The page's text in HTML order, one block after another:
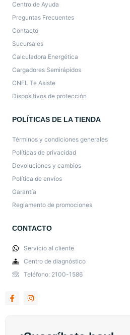
Centro de Ayuda
Preguntas Frecuentes
Contacto
Sucursales
Calculadora Energética
Cargadores Semirápidos
CNFL Te Asiste
Dispositivos de protección
POLÍTICAS DE LA TIENDA
Términos y condiciones generales
Políticas de privacidad
Devoluciones y cambios
Política de envíos
Garantía
Reglamento de promociones
CONTACTO
Servicio al cliente
Centro de diagnóstico
Teléfono: 2100-1586